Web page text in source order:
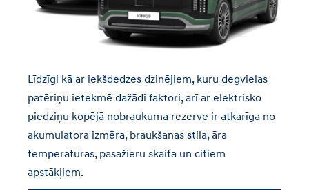
Līdzīgi kā ar iekšdedzes dzinējiem, kuru degvielas
patēriņu ietekmē dažādi faktori, arī ar elektrisko
piedziņu kopējā nobraukuma rezerve ir atkarīga no
akumulatora izmēra, braukšanas stila, āra
temperatūras, pasažieru skaita un citiem
apstākļiem.